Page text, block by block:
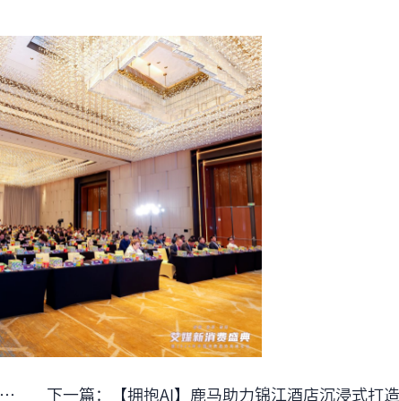
下一篇： 【拥抱AI】鹿马助力锦江酒店沉浸式打造“智慧入住”新